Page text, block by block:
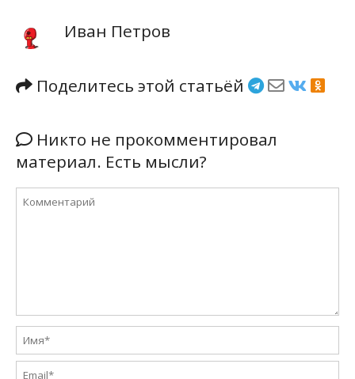
Иван Петров
Поделитесь этой статьёй
Никто не прокомментировал
материал. Есть мысли?